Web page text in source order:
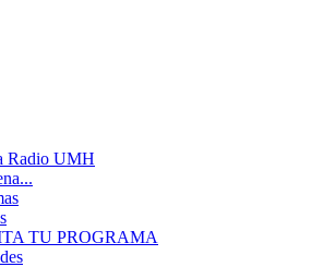
Radio UMH
TU PROGRAMA